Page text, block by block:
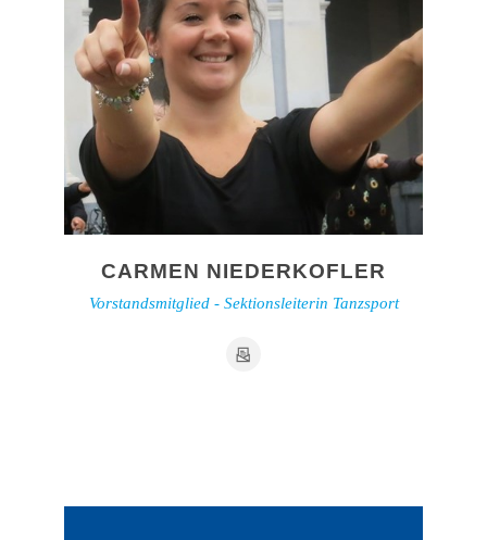
CARMEN NIEDERKOFLER
Vorstandsmitglied - Sektionsleiterin Tanzsport